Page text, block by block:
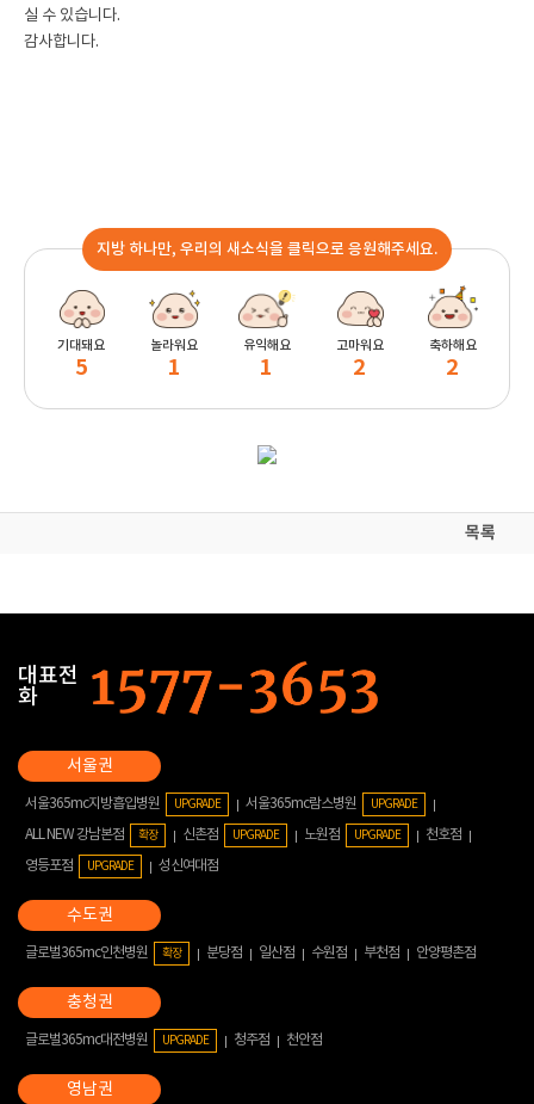
실 수 있습니다.
감사합니다.
지방 하나만, 우리의 새소식을 클릭으로 응원해주세요.
기대돼요
5
놀라워요
1
유익해요
1
고마워요
2
축하해요
2
목록
대표전
화
서울365mc지방흡입병원 UPGRADE 서울365mc람스병원 UPGRADE
ALL NEW 강남본점 확장 신촌점 UPGRADE 노원점 UPGRADE
천호점
영등포점
UPGRADE 성신여대점
글로벌365mc인천병원 확장 분당점 일산점 수원점 부천점 안양평촌점
글로벌365mc대전병원 UPGRADE 청주점 천안점